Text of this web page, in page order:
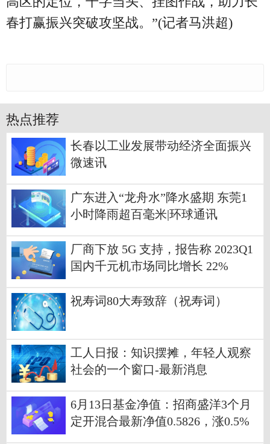
春打赢振兴突破攻坚战。”(记者马洪超)
热点推荐
长春以工业发展带动经济全面振兴
微速讯
广东进入“龙舟水”降水盛期 东莞1
小时降雨超百毫米|环球通讯
厂商下放 5G 支持，报告称 2023Q1
国内千元机市场同比增长 22%
祝寿词80大寿致辞（祝寿词）
工人日报：知识摆摊，年轻人观察
社会的一个窗口-最新消息
6月13日基金净值：招商盛洋3个月
定开混合最新净值0.5826，涨0.5%